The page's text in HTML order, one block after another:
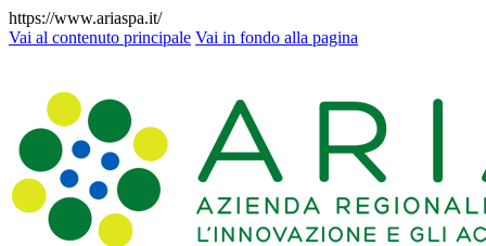
https://www.ariaspa.it/
Vai al contenuto principale Vai in fondo alla pagina